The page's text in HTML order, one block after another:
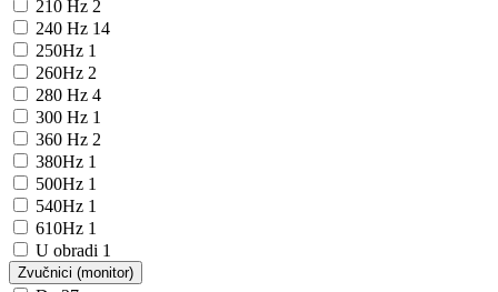
210 Hz 2
240 Hz 14
250Hz 1
260Hz 2
280 Hz 4
300 Hz 1
360 Hz 2
380Hz 1
500Hz 1
540Hz 1
610Hz 1
U obradi 1
Zvučnici (monitor)